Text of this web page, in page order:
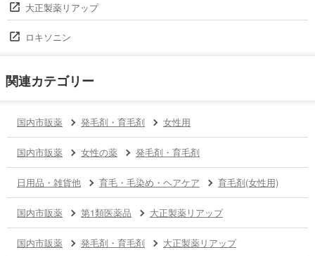
大正製薬リアップ
ロキソニン
関連カテゴリー
国内市販薬 発毛剤・育毛剤 女性用
国内市販薬 女性の薬 発毛剤・育毛剤
日用品・雑貨他 育毛・毛染め・ヘアケア 育毛剤(女性用)
国内市販薬 第1類医薬品 大正製薬リアップ
国内市販薬 発毛剤・育毛剤 大正製薬リアップ